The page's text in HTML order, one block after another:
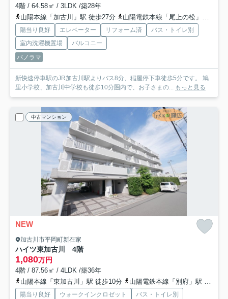
4階 / 64.58㎡ / 3LDK /築28年
山陽本線「加古川」駅 徒歩27分
山陽電鉄本線「尾上の松」駅 徒歩29分
陽当り良好 エレベーター リフォーム済
バス・トイレ別
室内洗濯機置場
バルコニー
パノラマ
新快速停車駅のJR加古川駅よりバス8分、稲屋停下車徒歩5分です。 鳩
里小学校、加古川中学校も徒歩10分圏内で、お子さまの... もっと見る
中古マンション
NEW
加古川市平岡町新在家
ハイツ東加古川 4階
1,080万円
4階 / 87.56㎡ / 4LDK /築36年
山陽本線「東加古川」駅 徒歩10分
山陽電鉄本線「別府」駅 徒歩29分
陽当り良好 ウォークインクロゼット
バス・トイレ別